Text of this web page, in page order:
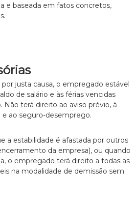
e baseada em fatos concretos,
justa causa, o empregado estável
de salário e às férias vencidas
Não terá direito ao aviso prévio, à
e ao seguro-desemprego.
a estabilidade é afastada por outros
da empresa), ou quando
o empregado terá direito a todas as
na modalidade de demissão sem